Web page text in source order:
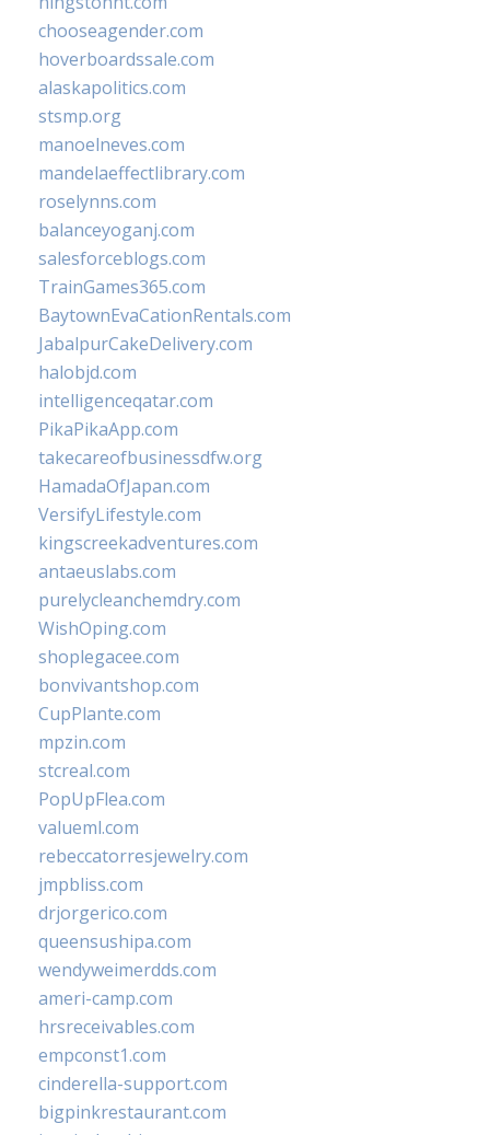
chooseagender.com
hoverboardssale.com
alaskapolitics.com
stsmp.org
manoelneves.com
mandelaeffectlibrary.com
roselynns.com
balanceyoganj.com
salesforceblogs.com
TrainGames365.com
BaytownEvaCationRentals.com
JabalpurCakeDelivery.com
halobjd.com
intelligenceqatar.com
PikaPikaApp.com
takecareofbusinessdfw.org
HamadaOfJapan.com
VersifyLifestyle.com
kingscreekadventures.com
antaeuslabs.com
purelycleanchemdry.com
WishOping.com
shoplegacee.com
bonvivantshop.com
CupPlante.com
mpzin.com
stcreal.com
PopUpFlea.com
valueml.com
rebeccatorresjewelry.com
jmpbliss.com
drjorgerico.com
queensushipa.com
wendyweimerdds.com
ameri-camp.com
hrsreceivables.com
empconst1.com
cinderella-support.com
bigpinkrestaurant.com